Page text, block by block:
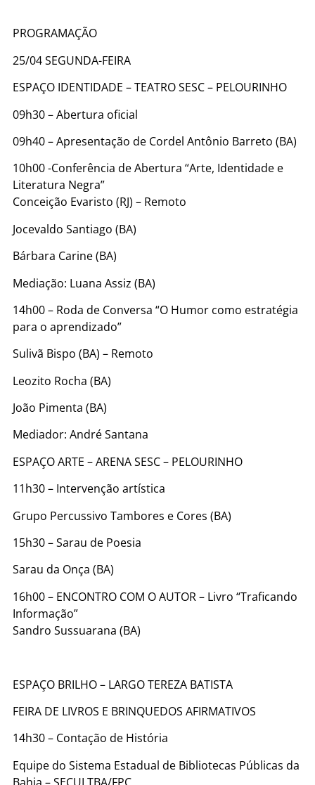
PROGRAMAÇÃO
25/04 SEGUNDA-FEIRA
ESPAÇO IDENTIDADE – TEATRO SESC – PELOURINHO
09h30 – Abertura oficial
09h40 – Apresentação de Cordel Antônio Barreto (BA)
10h00 -Conferência de Abertura “Arte, Identidade e
Literatura Negra”
Conceição Evaristo (RJ) – Remoto
Jocevaldo Santiago (BA)
Bárbara Carine (BA)
Mediação: Luana Assiz (BA)
14h00 – Roda de Conversa “O Humor como estratégia
para o aprendizado”
Sulivã Bispo (BA) – Remoto
Leozito Rocha (BA)
João Pimenta (BA)
Mediador: André Santana
ESPAÇO ARTE – ARENA SESC – PELOURINHO
11h30 – Intervenção artística
Grupo Percussivo Tambores e Cores (BA)
15h30 – Sarau de Poesia
Sarau da Onça (BA)
16h00 – ENCONTRO COM O AUTOR – Livro “Traficando
Informação”
Sandro Sussuarana (BA)
ESPAÇO BRILHO – LARGO TEREZA BATISTA
FEIRA DE LIVROS E BRINQUEDOS AFIRMATIVOS
14h30 – Contação de História
Equipe do Sistema Estadual de Bibliotecas Públicas da